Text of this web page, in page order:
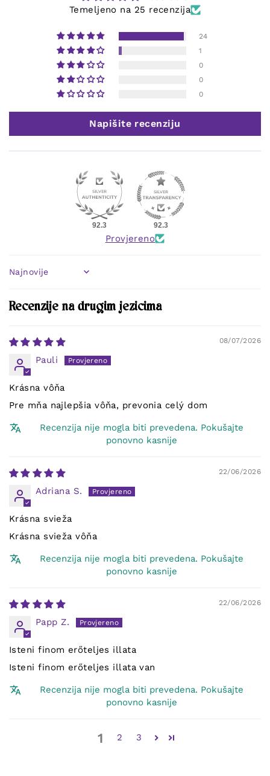
Temeljeno na 25 recenzija
24
1
0
0
0
Napišite recenziju
92.3 92.3
Provjereno
Sort by
Recenzije na drugim jezicima
08/07/2026
Pauli
Krásna vôňa
Pre mňa najlepšia vôňa, prevonia celý dom
Recenzija nije mogla biti prevedena. Pokušajte
ponovno kasnije
22/06/2026
Adriana S.
Krásna svieža
Krásna svieža vôňa
Recenzija nije mogla biti prevedena. Pokušajte
ponovno kasnije
22/06/2026
Papp Z.
Isteni finom erőteljes illata
Isteni finom erőteljes illata van
Recenzija nije mogla biti prevedena. Pokušajte
ponovno kasnije
1 2 3